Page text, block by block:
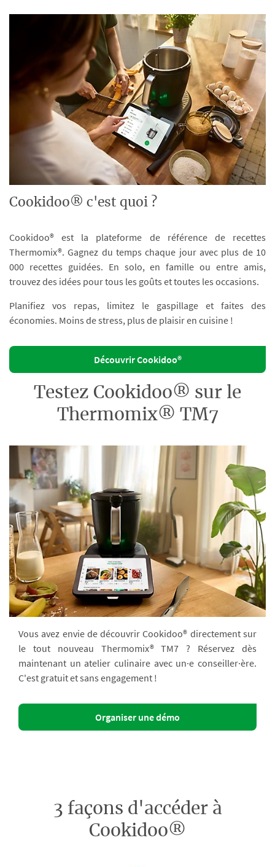
Cookidoo® c'est quoi ?
Cookidoo® est la plateforme de référence de recettes
Thermomix®. Gagnez du temps chaque jour avec plus de 10
000 recettes guidées. En solo, en famille ou entre amis,
trouvez des idées pour tous les goûts et toutes les occasions.
Planifiez vos repas, limitez le gaspillage et faites des
économies. Moins de stress, plus de plaisir en cuisine !
Découvrir Cookidoo®
Testez Cookidoo® sur le
Thermomix® TM7
Vous avez envie de découvrir Cookidoo® directement sur
le tout nouveau Thermomix® TM7 ? Réservez dès
maintenant un atelier culinaire avec un·e conseiller·ère.
C'est gratuit et sans engagement !
Organiser une démo
3 façons d'accéder à
Cookidoo®